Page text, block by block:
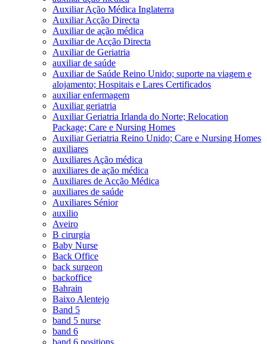
Auxiliar Ação Médica Inglaterra
Auxiliar Acção Directa
Auxiliar de ação médica
Auxiliar de Acção Directa
Auxiliar de Geriatria
auxiliar de saúde
Auxiliar de Saúde Reino Unido; suporte na viagem e
alojamento; Hospitais e Lares Certificados
auxiliar enfermagem
Auxiliar geriatria
Auxiliar Geriatria Irlanda do Norte; Relocation
Package; Care e Nursing Homes
Auxiliar Geriatria Reino Unido; Care e Nursing Homes
auxiliares
Auxiliares Ação médica
auxiliares de ação médica
Auxiliares de Acção Médica
auxiliares de saúde
Auxiliares Sénior
auxilio
Aveiro
B cirurgia
Baby Nurse
Back Office
back surgeon
backoffice
Bahrain
Baixo Alentejo
Band 5
band 5 nurse
band 6
band 6 positions